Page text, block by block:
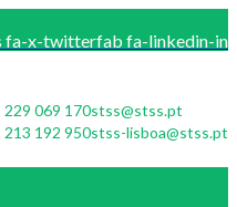
fa-x-twitterfab fa-linkedin-in
229 069 170
213 192 950
stss@stss.pt
stss-lisboa@stss.pt